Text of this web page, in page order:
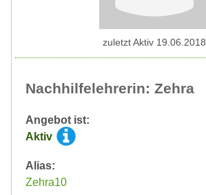
Nachhilfelehrerin: Zehra
Angebot ist:
Aktiv
Alias:
Zehra10
zuletzt Aktiv 19.06.2018